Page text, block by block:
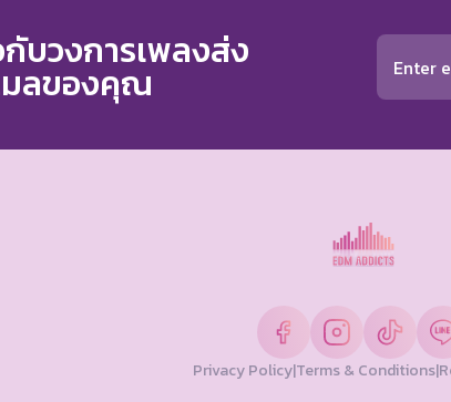
บวงการเพลงส่ง
มลของคุณ
Privacy Policy|Terms & Conditions|